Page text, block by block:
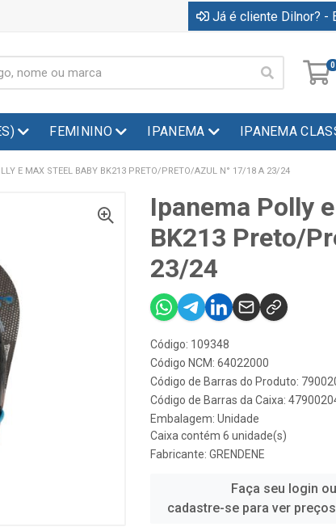
Já é cliente Dilnor? -
0
FEMININO IPANEMA IPANEMA
E MAX STEEL BABY BK213 PRETO/PRETO/AZUL N° 17/18 A 23/24
Ipanema Polly
BK213 Preto/
23/24
Código: 109348
Código NCM: 64022000
Código de Barras do Produto:
Código de Barras da Caixa:
Embalagem: Unidade
Caixa contém 6 unidade(s)
Fabricante: GRENDENE
Faça seu login ou
cadastre-se para ver